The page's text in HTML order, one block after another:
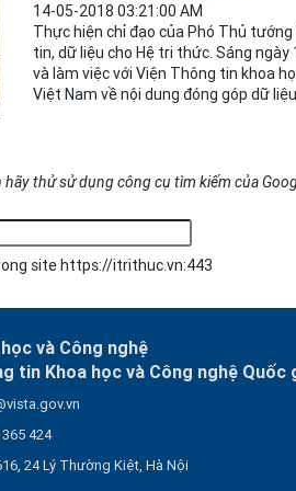
14-05-2018 03:21:00 AM
Thực hiện chỉ đạo của Phó Thủ
tin, dữ liệu cho Hệ tri thức. Sáng
và làm việc với Viện Thông tin khoa
Việt Nam vềnội dung đóng góp dữ
thử sử dụng công cụ tìm kiếm của
site https://itrithuc.vn:443
và Công nghệ
tin Khoa học và Công nghệ Quốc
424
24 Lý Thường Kiệt, Hà Nội